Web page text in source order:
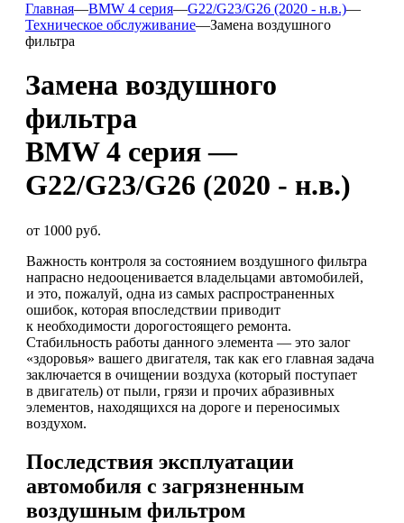
Главная—BMW 4 серия—G22/G23/G26 (2020 - н.в.)—
Техническое обслуживание—Замена воздушного
фильтра
Замена воздушного
фильтра
BMW 4 серия —
G22/G23/G26 (2020 - н.в.)
от 1000 руб.
Важность контроля за состоянием воздушного фильтра
напрасно недооценивается владельцами автомобилей,
и это, пожалуй, одна из самых распространенных
ошибок, которая впоследствии приводит
к необходимости дорогостоящего ремонта.
Стабильность работы данного элемента — это залог
«здоровья» вашего двигателя, так как его главная задача
заключается в очищении воздуха (который поступает
в двигатель) от пыли, грязи и прочих абразивных
элементов, находящихся на дороге и переносимых
воздухом.
Последствия эксплуатации
автомобиля с загрязненным
воздушным фильтром